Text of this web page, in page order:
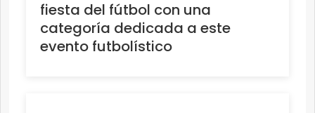
fiesta del fútbol con una
categoría dedicada a este
evento futbolístico